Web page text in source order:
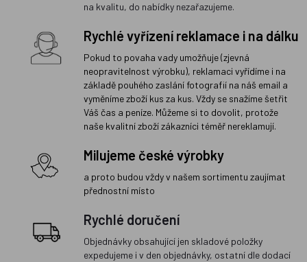
na kvalitu, do nabídky nezařazujeme.
Rychlé vyřízení reklamace i na dálku
Pokud to povaha vady umožňuje (zjevná
neopravitelnost výrobku), reklamaci vyřídíme i na
základě pouhého zaslání fotografií na náš email a
vyměníme zboží kus za kus. Vždy se snažíme šetřit
Váš čas a peníze. Můžeme si to dovolit, protože
naše kvalitní zboží zákazníci téměř nereklamují.
Milujeme české výrobky
a proto budou vždy v našem sortimentu zaujímat
přednostní místo
Rychlé doručení
Objednávky obsahující jen skladové položky
expedujeme i v den objednávky, ostatní dle dodací